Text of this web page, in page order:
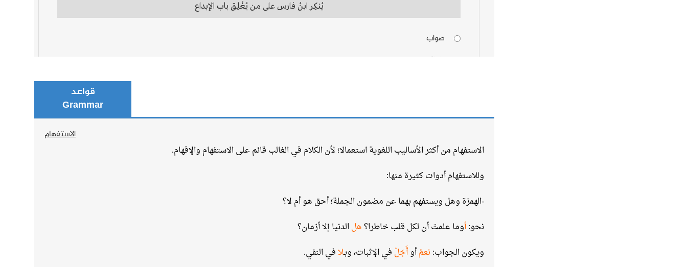
قواعد
Grammar
الاستفهام
الاستفهام من أكثر الأساليب اللغوية استعمالا؛ لأن الكلام في الغالب قائم على الاستفهام والإفهام.
وللاستفهام أدوات كثيرة منها:
-الهمزة وهل ويستفهم بهما عن مضمون الجملة؛ أحق هو أم لا؟
نحو:أوما علمتَ أن لكل قلب خاطرا؟هلالدنيا إلا أزمان؟
ويكون الجواب:نعمْأوأَجَلْ في الإثبات، وبـلافي النفي.